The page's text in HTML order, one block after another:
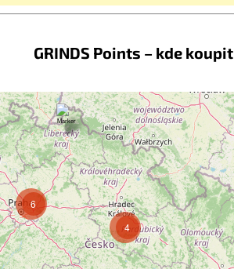
GRINDS Points – kde koupit
4
6